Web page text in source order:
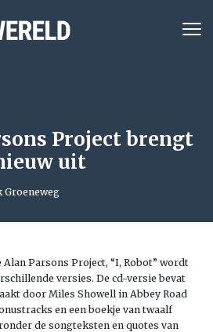
Project brengt
uit
Groeneweg
Parsons Project, “I, Robot” wordt
versies. De cd-versie bevat
door Miles Showell in Abbey Road
en een boekje van twaalf
de songteksten en quotes van